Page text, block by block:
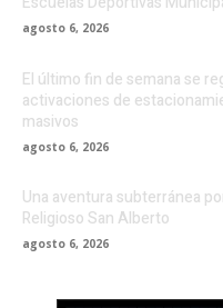
agosto 6, 2026
El último fin de semana se
activaciones de
masivos
agosto 6, 2026
Una aventura subterránea
Religioso San Alberto
agosto 6, 2026